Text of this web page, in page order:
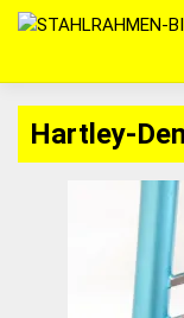
Zum
springen
Hartley-